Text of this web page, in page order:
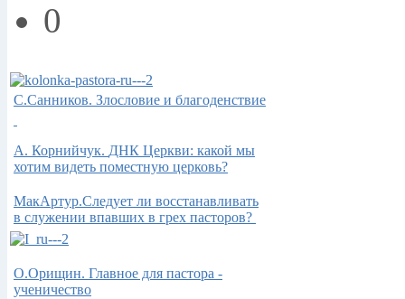
0
С.Санников. Злословие и благоденствие
А. Корнийчук. ДНК Церкви: какой мы
хотим видеть поместную церковь?
МакАртур.Следует ли восстанавливать
в служении впавших в грех пасторов?
О.Орищин. Главное для пастора -
ученичество